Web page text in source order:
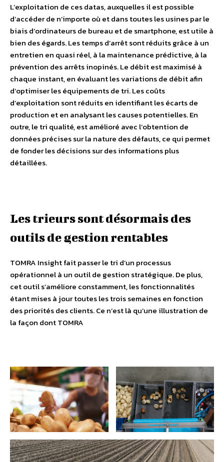
L’exploitation de ces datas, auxquelles il est possible
d’accéder de n’importe où et dans toutes les usines par le
biais d’ordinateurs de bureau et de smartphone, est utile à
bien des égards. Les temps d’arrêt sont réduits grâce à un
entretien en quasi réel, à la maintenance prédictive, à la
prévention des arrêts inopinés. Le débit est maximisé à
chaque instant, en évaluant les variations de débit afin
d’optimiser les équipements de tri. Les coûts
d’exploitation sont réduits en identifiant les écarts de
production et en analysant les causes potentielles. En
outre, le tri qualité, est amélioré avec l’obtention de
données précises sur la nature des défauts, ce qui permet
de fonder les décisions sur des informations plus
détaillées.
Les trieurs sont désormais des
outils de gestion rentables
TOMRA Insight fait passer le tri d’un processus
opérationnel à un outil de gestion stratégique. De plus,
cet outil s’améliore constamment, les fonctionnalités
étant mises à jour toutes les trois semaines en fonction
des priorités des clients. Ce n’est là qu’une illustration de
la façon dont TOMRA